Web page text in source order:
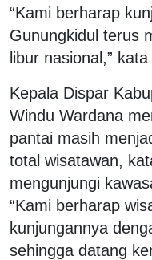
“Kami berharap
Gunungkidul terus
libur nasional,”
Kepala Dispar
Windu Wardana
pantai masih
total wisatawan,
mengunjungi
“Kami berharap
kunjungannya
sehingga datang